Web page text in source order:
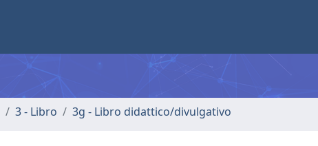
3 - Libro 3g - Libro didattico/divulgativo